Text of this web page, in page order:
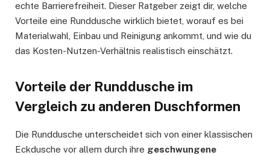
echte Barrierefreiheit. Dieser Ratgeber zeigt dir, welche
Vorteile eine Runddusche wirklich bietet, worauf es bei
Materialwahl, Einbau und Reinigung ankommt, und wie du
das Kosten-Nutzen-Verhältnis realistisch einschätzt.
Vorteile der Runddusche im
Vergleich zu anderen Duschformen
Die Runddusche unterscheidet sich von einer klassischen
Eckdusche vor allem durch ihre geschwungene